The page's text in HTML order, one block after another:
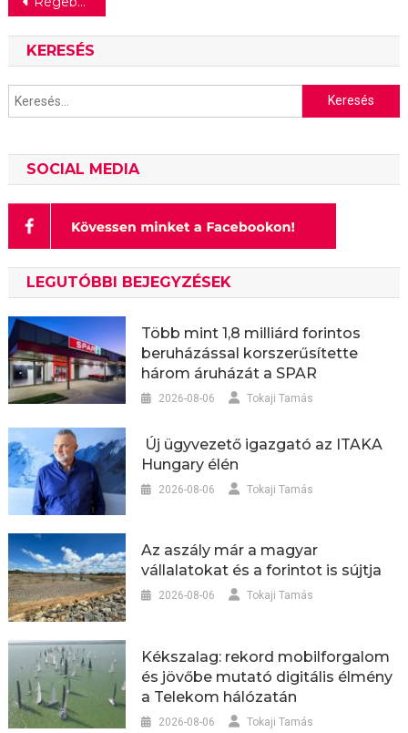
navigáció
KERESÉS
Keresés:
SOCIAL MEDIA
LEGUTÓBBI BEJEGYZÉSEK
Több mint 1,8 milliárd forintos
beruházással korszerűsítette
három áruházát a SPAR
2026-08-06 Tokaji Tamás
Új ügyvezető igazgató az ITAKA
Hungary élén
2026-08-06 Tokaji Tamás
Az aszály már a magyar
vállalatokat és a forintot is sújtja
2026-08-06 Tokaji Tamás
Kékszalag: rekord mobilforgalom
és jövőbe mutató digitális élmény
a Telekom hálózatán
2026-08-06 Tokaji Tamás